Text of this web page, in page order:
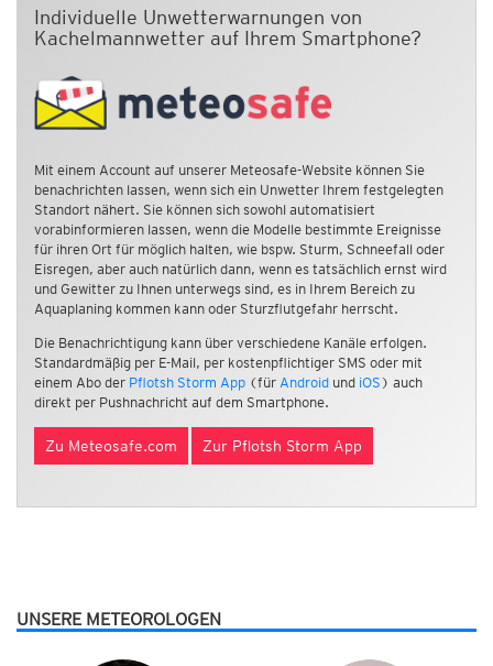
Individuelle Unwetterwarnungen von
Kachelmannwetter auf Ihrem Smartphone?
Mit einem Account auf unserer Meteosafe-Website können Sie
benachrichten lassen, wenn sich ein Unwetter Ihrem festgelegten
Standort nähert. Sie können sich sowohl automatisiert
vorabinformieren lassen, wenn die Modelle bestimmte Ereignisse
für ihren Ort für möglich halten, wie bspw. Sturm, Schneefall oder
Eisregen, aber auch natürlich dann, wenn es tatsächlich ernst wird
und Gewitter zu Ihnen unterwegs sind, es in Ihrem Bereich zu
Aquaplaning kommen kann oder Sturzflutgefahr herrscht.
Die Benachrichtigung kann über verschiedene Kanäle erfolgen.
Standardmäßig per E-Mail, per kostenpflichtiger SMS oder mit
einem Abo der Pflotsh Storm App (für Android und iOS ) auch
direkt per Pushnachricht auf dem Smartphone.
Zu Meteosafe.com Zur Pflotsh Storm App
UNSERE METEOROLOGEN